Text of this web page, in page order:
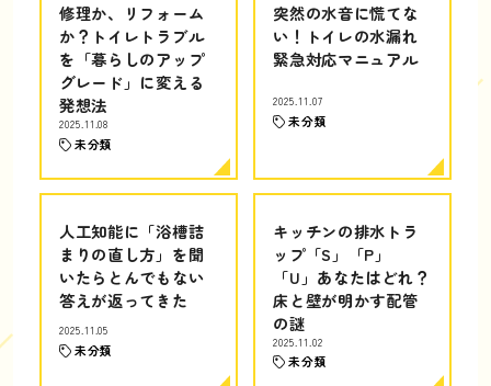
修理か、リフォーム
か？トイレトラブル
を「暮らしのアップ
グレード」に変える
発想法
2025.11.08
未分類
突然の水音に慌てな
い！トイレの水漏れ
緊急対応マニュアル
2025.11.07
未分類
人工知能に「浴槽詰
まりの直し方」を聞
いたらとんでもない
答えが返ってきた
2025.11.05
未分類
キッチンの排水トラ
ップ「S」「P」
「U」あなたはどれ？
床と壁が明かす配管
の謎
2025.11.02
未分類